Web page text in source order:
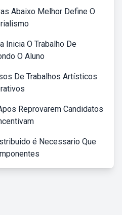
Abaixo Melhor Define O
Inicia O Trabalho De
O Aluno
De Trabalhos Artísticos
Reprovarem Candidatos
é Necessario Que